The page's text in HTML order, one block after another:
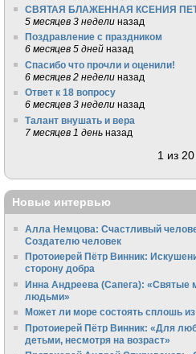
СВЯТАЯ БЛАЖЕННАЯ КСЕНИЯ
5 месяцев 3 недели назад
Поздравление с праздником
6 месяцев 5 дней назад
Спасибо что прочли и оценили!
6 месяцев 2 недели назад
Ответ к 18 вопросу
6 месяцев 3 недели назад
Талант внушать и вера
7 месяцев 1 день назад
1 из 20
Новые интервью
Алла Немцова: Счастливый
Создателю человек
Протоиерей Пётр Винник:
сторону добра
Инна Андреева (Сапега): «Святые
людьми»
Может ли море состоять сплошь
Протоиерей Пётр Винник: «Для
детьми, несмотря на возраст»